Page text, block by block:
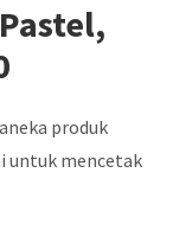
produk
untuk mencetak